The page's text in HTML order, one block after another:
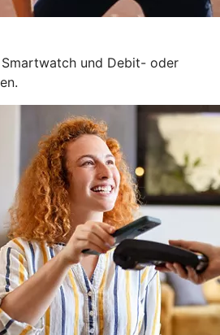
und Debit- oder